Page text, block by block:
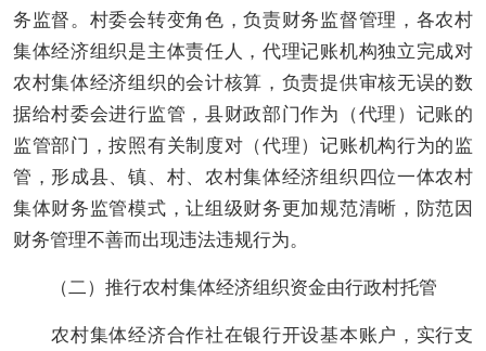
务监督。村委会转变角色，负责财务监督管理，各农村
集体经济组织是主体责任人，代理记账机构独立完成对
农村集体经济组织的会计核算，负责提供审核无误的数
据给村委会进行监管，县财政部门作为（代理）记账的
监管部门，按照有关制度对（代理）记账机构行为的监
管，形成县、镇、村、 农村集体经济组织 四位一体农村
集体财务监管模式，让组级财务更加规范清晰，防范因
财务管理不善而出现违法违规行为。
（二）推行农村集体经济组织资金由行政村托管
农村集体经济合作社在银行开设基本账户，实行支